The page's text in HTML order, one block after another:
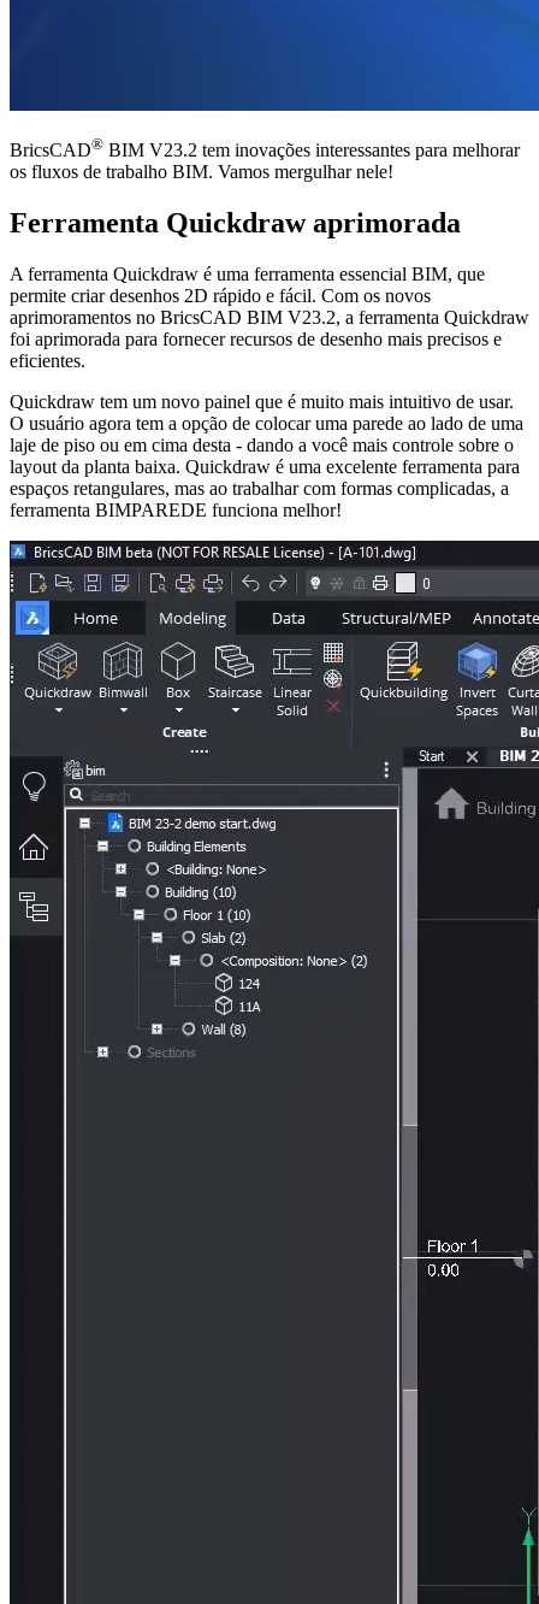
BricsCAD® BIM V23.2 tem inovações interessantes para melhorar
os fluxos de trabalho BIM. Vamos mergulhar nele!
Ferramenta Quickdraw aprimorada
A ferramenta Quickdraw é uma ferramenta essencial BIM, que
permite criar desenhos 2D rápido e fácil. Com os novos
aprimoramentos no BricsCAD BIM V23.2, a ferramenta Quickdraw
foi aprimorada para fornecer recursos de desenho mais precisos e
eficientes.
Quickdraw tem um novo painel que é muito mais intuitivo de usar.
O usuário agora tem a opção de colocar uma parede ao lado de uma
laje de piso ou em cima desta - dando a você mais controle sobre o
layout da planta baixa. Quickdraw é uma excelente ferramenta para
espaços retangulares, mas ao trabalhar com formas complicadas, a
ferramenta BIMPAREDE funciona melhor!